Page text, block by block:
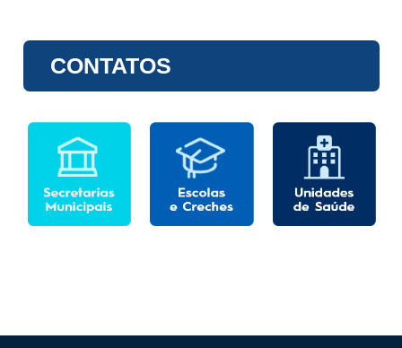
CONTATOS